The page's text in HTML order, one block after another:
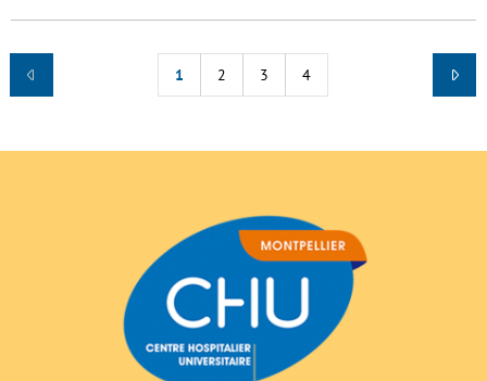
1 2 3 4